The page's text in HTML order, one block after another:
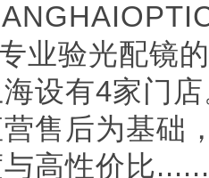
业验光配镜
设有4家门
售后为基础
高性价比......